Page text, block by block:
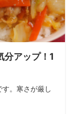
分アップ！1
。寒さが厳し